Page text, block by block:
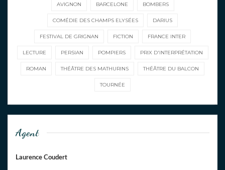
AVIGNON BARCELONE BOMBERS
COMÉDIE DES CHAMPS ELYSÉES DARIUS
FESTIVAL DE GRIGNAN FICTION FRANCE INTER
LECTURE PERSIAN POMPIERS PRIX D'INTERPRÉTATION
ROMAN THÉÂTRE DES MATHURINS THÉÂTRE DU BALCON
TOURNÉE
Agent
Laurence Coudert